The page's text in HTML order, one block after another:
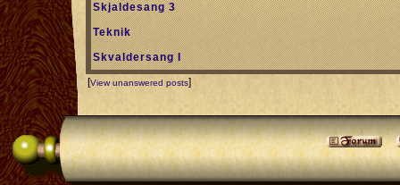
Skjaldesang 3
Teknik
Skvaldersang I
[View unanswered posts]